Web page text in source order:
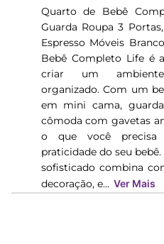
Quarto de Bebê
Guarda Roupa 3
Espresso Móveis
Bebê Completo Life é
criar um
organizado. Com um
em mini cama,
cômoda com gavetas
o que você
praticidade do seu
sofisticado combina
decoração, e... Ver Mais